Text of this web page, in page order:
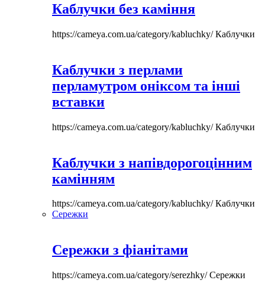
Каблучки без каміння
https://cameya.com.ua/category/kabluchky/Каблучки
Каблучки з перлами
перламутром оніксом та інші
вставки
https://cameya.com.ua/category/kabluchky/Каблучки
Каблучки з напівдорогоцінним
камінням
https://cameya.com.ua/category/kabluchky/Каблучки
Сережки
Сережки з фіанітами
https://cameya.com.ua/category/serezhky/Сережки